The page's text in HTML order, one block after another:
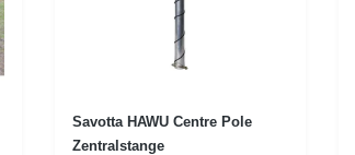
Savotta HAWU Centre Pole
Zentralstange